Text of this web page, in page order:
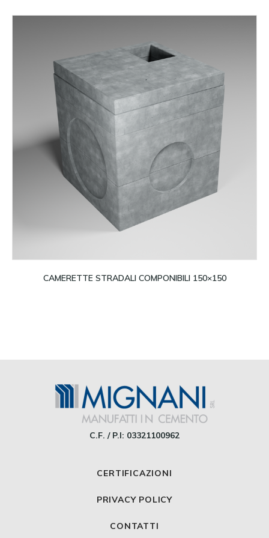
Leggi tutto
CAMERETTE STRADALI COMPONIBILI 150×150
C.F. / P.I: 03321100962
CERTIFICAZIONI
PRIVACY POLICY
CONTATTI